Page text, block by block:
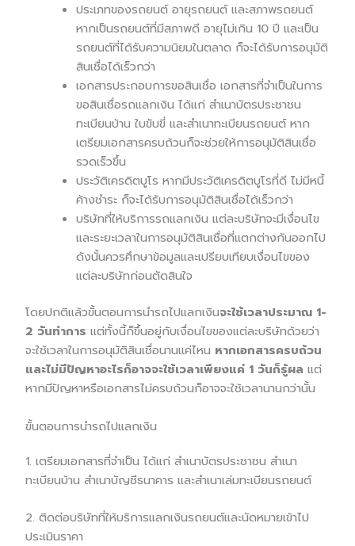
ประเภทของรถยนต์ อายุรถยนต์ และสภาพรถยนต์
หากเป็นรถยนต์ที่มีสภาพดี อายุไม่เกิน 10 ปี และเป็น
รถยนต์ที่ได้รับความนิยมในตลาด ก็จะได้รับการอนุมัติ
สินเชื่อได้เร็วกว่า
เอกสารประกอบการขอสินเชื่อ เอกสารที่จำเป็นในการ
ขอสินเชื่อรถแลกเงิน ได้แก่ สำเนาบัตรประชาชน
ทะเบียนบ้าน ใบขับขี่ และสำเนาทะเบียนรถยนต์ หาก
เตรียมเอกสารครบถ้วนก็จะช่วยให้การอนุมัติสินเชื่อ
รวดเร็วขึ้น
ประวัติเครดิตบูโร หากมีประวัติเครดิตบูโรที่ดี ไม่มีหนี้
ค้างชำระ ก็จะได้รับการอนุมัติสินเชื่อได้เร็วกว่า
บริษัทที่ให้บริการรถแลกเงิน แต่ละบริษัทจะมีเงื่อนไข
และระยะเวลาในการอนุมัติสินเชื่อที่แตกต่างกันออกไป
ดังนั้นควรศึกษาข้อมูลและเปรียบเทียบเงื่อนไขของ
แต่ละบริษัทก่อนตัดสินใจ
โดยปกติแล้วขั้นตอนการนำรถไปแลกเงินจะใช้เวลาประมาณ 1-
2 วันทำการ แต่ทั้งนี้ก็ขึ้นอยู่กับเงื่อนไขของแต่ละบริษัทด้วยว่า
จะใช้เวลาในการอนุมัติสินเชื่อนานแค่ไหน หากเอกสารครบถ้วน
และไม่มีปัญหาอะไรก็อาจจะใช้เวลาเพียงแค่ 1 วันก็รู้ผล แต่
หากมีปัญหาหรือเอกสารไม่ครบถ้วนก็อาจจะใช้เวลานานกว่านั้น
ขั้นตอนการนำรถไปแลกเงิน
1. เตรียมเอกสารที่จำเป็น ได้แก่ สำเนาบัตรประชาชน สำเนา
ทะเบียนบ้าน สำเนาบัญชีธนาคาร และสำเนาเล่มทะเบียนรถยนต์
2. ติดต่อบริษัทที่ให้บริการแลกเงินรถยนต์และนัดหมายเข้าไป
ประเมินราคา